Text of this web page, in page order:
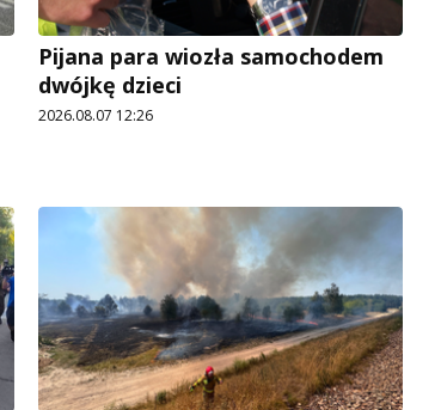
Pijana para wiozła samochodem
dwójkę dzieci
2026.08.07 12:26